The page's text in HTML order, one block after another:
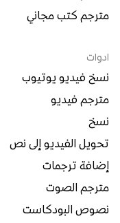
مترجم كتب مجاني
ادوات
نسخ فيديو يوتيوب
مترجم فيديو
نسخ
تحويل الفيديو إلى نص
إضافة ترجمات
مترجم الصوت
نصوص البودكاست